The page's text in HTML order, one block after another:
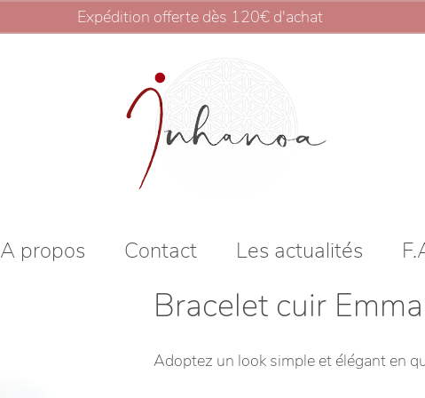
Expédition offerte dès 120€ d'achat
A propos Contact Les actualités
Bracelet cuir
Adoptez un look simple et élégant en